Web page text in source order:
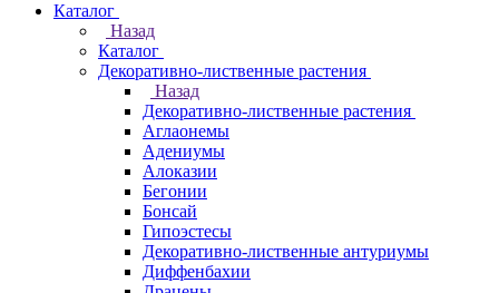
Каталог
Назад
Каталог
Декоративно-лиственные растения
Назад
Декоративно-лиственные растения
Аглаонемы
Адениумы
Алоказии
Бегонии
Бонсай
Гипоэстесы
Декоративно-лиственные антуриумы
Диффенбахии